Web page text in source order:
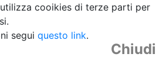
cooikies di terze parti per
segui questo link.
Chiudi